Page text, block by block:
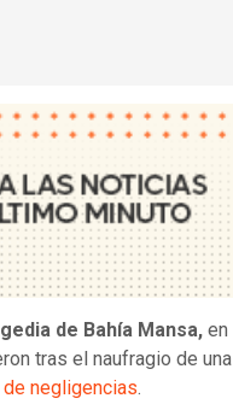
de Bahía Mansa, en
tras el naufragio de una
negligencias.